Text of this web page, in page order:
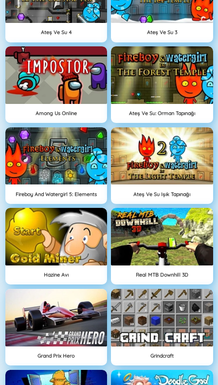
Ateş Ve Su 4 Ateş Ve Su 3
Among Us Online Ateş Ve Su: Orman Tapınağı
Fireboy And Watergirl 5: Elements Ateş Ve Su Işık Tapınağı
Hazine Avı Real MTB Downhill 3D
Grand Prix Hero Grindcraft